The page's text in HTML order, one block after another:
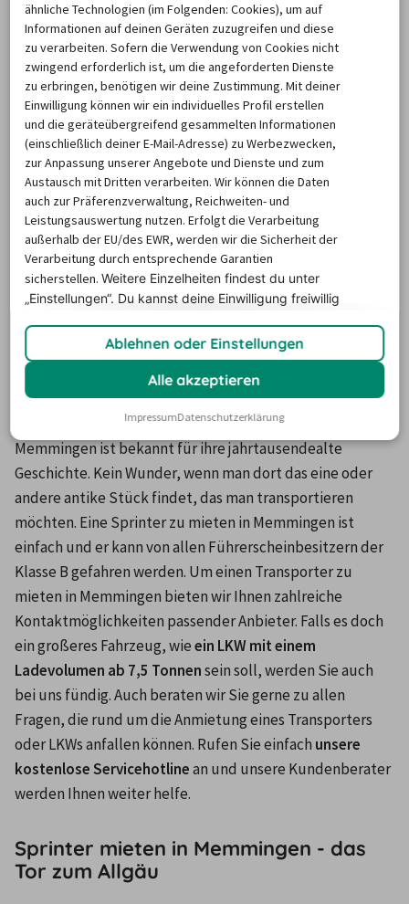
Lastentransport einen Transporter, dann eignet es sich
ganz hervorragend, einen Sprinter zu mieten in
Memmingen. Beim Transporter oder auch
Kleintransporter handelt es sich um einen
Lastkraftwagen mit einer Nutzlast von etwa einer halben
bis eineinhalb Tonnen. Der Vorteil, einen Transporter zu
Führerschein B gefahren werden darf, also keine
Fahrererlaubnis anderer Klassen notwendig ist. Genauso
verhält es sich mit einem Sprinter. Der Sprinter ist ein
Kleintransporter mit einer Karosserie eines
Kastenwagens, eines Pritschenwagens oder eines
Kleinbusses, meist mit seitlicher Schiebetür zum
Verladen der Gegenstände. Möchten Sie einen
Transporter mieten in Memmingen, einer kreisfreien
Stadt in Schwaben, um dort einen Umzug problemlos
über die Bühne laufen zu lassen, dann werden Sie auf
unserem Portal bestimmt den passenden Partner finden
Memmingen ist bekannt für ihre jahrtausendealte
Geschichte. Kein Wunder, wenn man dort das eine oder
andere antike Stück findet, das man transportieren
möchten. Eine Sprinter zu mieten in Memmingen ist
einfach und er kann von allen Führerscheinbesitzern der
Klasse B gefahren werden. Um einen Transporter zu
mieten in Memmingen bieten wir Ihnen zahlreiche
Kontaktmöglichkeiten passender Anbieter. Falls es doch
ein großeres Fahrzeug, wie ein LKW mit einem
Ladevolumen ab 7,5 Tonnen sein soll, werden Sie auch
bei uns fündig. Auch beraten wir Sie gerne zu allen
Fragen, die rund um die Anmietung eines Transporters
oder LKWs anfallen können. Rufen Sie einfach unsere
kostenlose Servicehotline an und unsere Kundenberater
werden Ihnen weiter helfe.
Sprinter mieten in Memmingen - das
Tor zum Allgäu
ähnliche Technologien (im Folgenden: Cookies), um auf
Informationen auf deinen Geräten zuzugreifen und diese
zu verarbeiten. Sofern die Verwendung von Cookies nicht
zwingend erforderlich ist, um die angeforderten Dienste
zu erbringen, benötigen wir deine Zustimmung. Mit deiner
Einwilligung können wir ein individuelles Profil erstellen
und die geräteübergreifend gesammelten Informationen
(einschließlich deiner E-Mail-Adresse) zu Werbezwecken,
zur Anpassung unserer Angebote und Dienste und zum
Austausch mit Dritten verarbeiten. Wir können die Daten
auch zur Präferenzverwaltung, Reichweiten- und
Leistungsauswertung nutzen. Erfolgt die Verarbeitung
außerhalb der EU/des EWR, werden wir die Sicherheit der
Verarbeitung durch entsprechende Garantien
sicherstellen.Weitere Einzelheiten findest du unter
„Einstellungen“. Du kannst deine Einwilligung freiwillig
Ablehnen oder Einstellungen
Alle akzeptieren
ImpressumDatenschutzerklärung